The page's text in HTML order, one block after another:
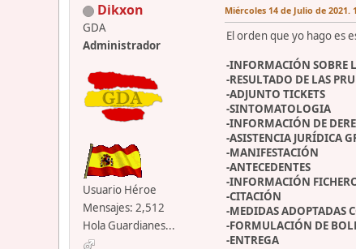
Dikxon
GDA
Administrador
Usuario Héroe
Mensajes: 2,512
Hola Guardianes...
Miércoles 14 de Julio de 2021.
El orden que yo hago es
-INFORMACIÓN SOBRE
-RESULTADO DE LAS
-ADJUNTO TICKETS
-SINTOMATOLOGIA
-INFORMACIÓN DE
-ASISTENCIA JURÍDICA
-MANIFESTACIÓN
-ANTECEDENTES
-INFORMACIÓN
-CITACIÓN
-MEDIDAS ADOPTADAS
-FORMULACIÓN DE
-ENTREGA